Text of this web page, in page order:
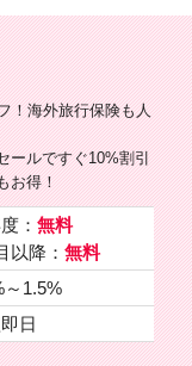
！海外旅行保険も人
ールですぐ10%割引
お得！
： 無料
以降： 無料
～1.5%
日